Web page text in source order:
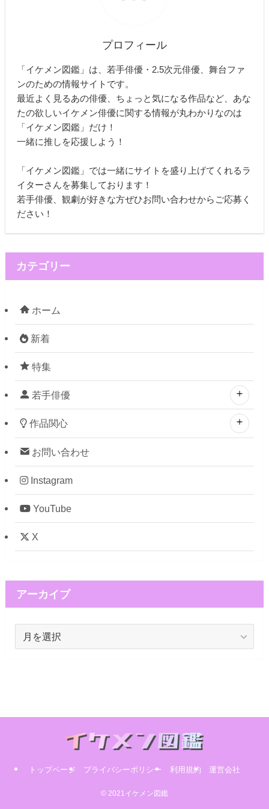
プロフィール
「イケメン図鑑」は、若手俳優・2.5次元俳優、舞台ファ
ンのための情報サイトです。
最近よく見るあの俳優、ちょっと気になる作品など、あな
たの欲しいイケメン俳優に関する情報が丸わかりなのは
「イケメン図鑑」だけ！
一緒に推しを応援しよう！
「イケメン図鑑」では一緒にサイトを盛り上げてくれるラ
イターさんを募集しております！
若手俳優、観劇が好きな方ぜひお問い合わせからご応募く
ださい！
カテゴリー
ホーム
新着
特集
若手俳優
作品関心
お問い合わせ
Instagram
YouTube
X
アーカイブ
トップページ プライバシーポリシー 利用規約 運営会社
© 2021イケメン図鑑